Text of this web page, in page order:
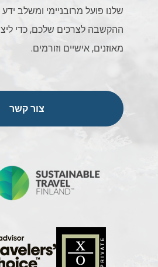
שלנו פועל מרובניימי ומשלב
ההקשבה לצרכים שלכם, כדי
מאוזנים, אישיים וזורמים.
צור קשר